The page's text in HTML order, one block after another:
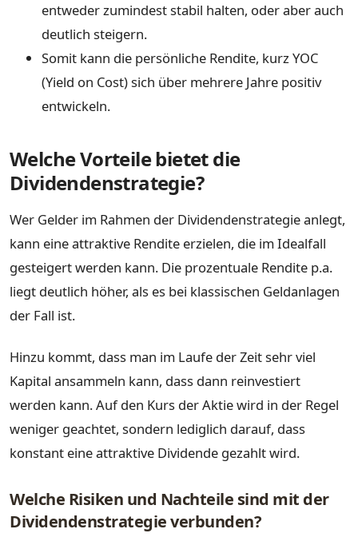
entweder zumindest stabil halten, oder aber auch
deutlich steigern.
Somit kann die persönliche Rendite, kurz YOC
(Yield on Cost) sich über mehrere Jahre positiv
entwickeln.
Welche Vorteile bietet die
Dividendenstrategie?
Wer Gelder im Rahmen der Dividendenstrategie anlegt,
kann eine attraktive Rendite erzielen, die im Idealfall
gesteigert werden kann. Die prozentuale Rendite p.a.
liegt deutlich höher, als es bei klassischen Geldanlagen
der Fall ist.
Hinzu kommt, dass man im Laufe der Zeit sehr viel
Kapital ansammeln kann, dass dann reinvestiert
werden kann. Auf den Kurs der Aktie wird in der Regel
weniger geachtet, sondern lediglich darauf, dass
konstant eine attraktive Dividende gezahlt wird.
Welche Risiken und Nachteile sind mit der
Dividendenstrategie verbunden?